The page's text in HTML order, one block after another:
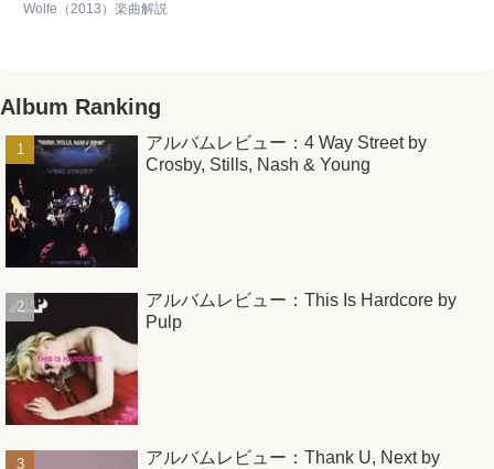
Wolfe（2013）楽曲解説
Album Ranking
アルバムレビュー：4 Way Street by
Crosby, Stills, Nash & Young
アルバムレビュー：This Is Hardcore by
Pulp
アルバムレビュー：Thank U, Next by